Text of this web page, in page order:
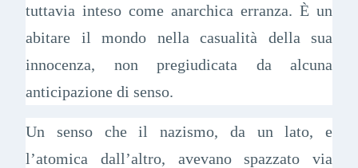
tuttavia inteso come anarchica erranza. È un
abitare il mondo nella casualità della sua
innocenza, non pregiudicata da alcuna
anticipazione di senso.
Un senso che il nazismo, da un lato, e
l’atomica dall’altro, avevano spazzato via